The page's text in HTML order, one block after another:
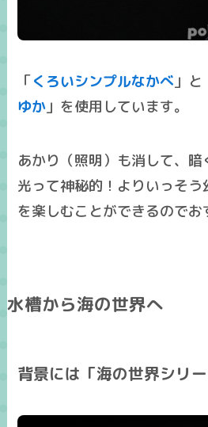
「くろいシンプルなかべ 」と
ゆか 」を使用しています。
あかり（照明）も消して、
光って神秘的！よりいっそ
を楽しむことができるのでお
水槽から海の世界へ
背景には「海の世界シリ